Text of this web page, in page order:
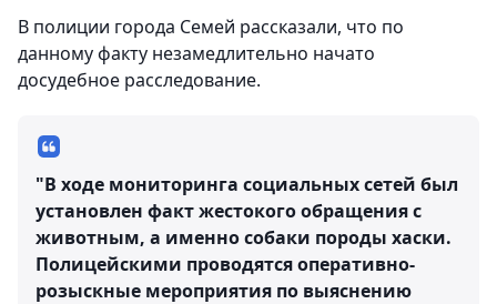
В полиции города Семей рассказали, что по
данному факту незамедлительно начато
досудебное расследование.
"В ходе мониторинга социальных сетей был
установлен факт жестокого обращения с
животным, а именно собаки породы хаски.
Полицейскими проводятся оперативно-
розыскные мероприятия по выяснению